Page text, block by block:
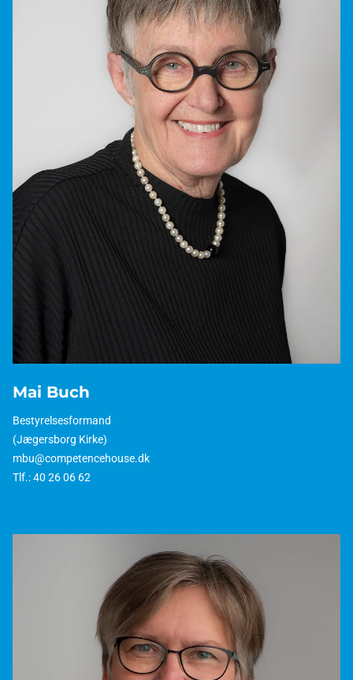
Mai Buch
Bestyrelsesformand
(Jægersborg Kirke)
mbu@competencehouse.dk
Tlf.: 40 26 06 62